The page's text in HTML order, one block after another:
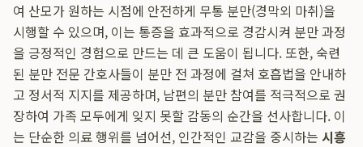
여 산모가 원하는 시점에 안전하게 무통 분만(경막외 마취)을
시행할 수 있으며, 이는 통증을 효과적으로 경감시켜 분만 과정
을 긍정적인 경험으로 만드는 데 큰 도움이 됩니다. 또한, 숙련
된 분만 전문 간호사들이 분만 전 과정에 걸쳐 호흡법을 안내하
고 정서적 지지를 제공하며, 남편의 분만 참여를 적극적으로 권
장하여 가족 모두에게 잊지 못할 감동의 순간을 선사합니다. 이
는 단순한 의료 행위를 넘어선, 인간적인 교감을 중시하는 시흥